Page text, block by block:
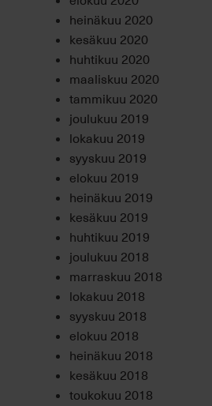
heinäkuu 2020
kesäkuu 2020
huhtikuu 2020
maaliskuu 2020
tammikuu 2020
joulukuu 2019
lokakuu 2019
syyskuu 2019
elokuu 2019
heinäkuu 2019
kesäkuu 2019
huhtikuu 2019
joulukuu 2018
marraskuu 2018
lokakuu 2018
syyskuu 2018
elokuu 2018
heinäkuu 2018
kesäkuu 2018
toukokuu 2018